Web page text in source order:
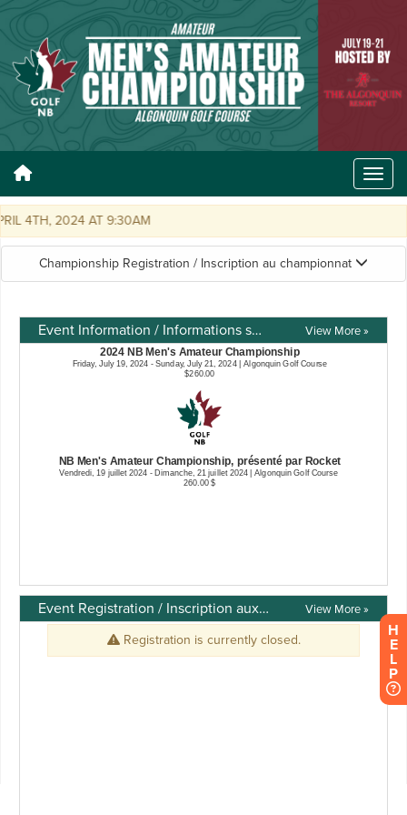
4TH, 2024 AT 9:30AM
Championship Registration / Inscription au championnat
Event Information / Informations sur l'événement View More »
Event Registration / Inscription aux événements View More »
H
E
L
P